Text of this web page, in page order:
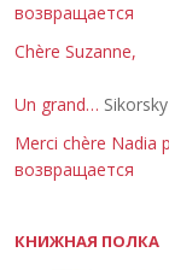
возвращается
Chère Suzanne,
Un grand…
Merci chère Nadia
возвращается
КНИЖНАЯ ПОЛКА